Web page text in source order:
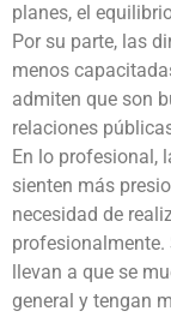
planes, el
Por su parte, las
menos
admiten que son
relaciones
En lo profesional,
sienten más
necesidad de
llevan a que se
general y tengan